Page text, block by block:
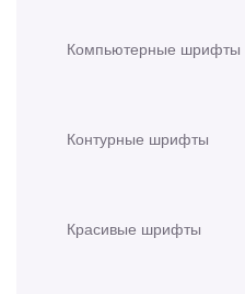
Компьютерные шрифты
Контурные шрифты
Красивые шрифты